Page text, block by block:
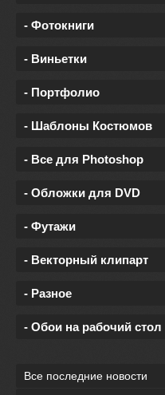
- Фотокниги
- Виньетки
- Портфолио
- Шаблоны Костюмов
- Все для Photoshop
- Обложки для DVD
- Футажи
- Векторный клипарт
- Разное
- Обои на рабочий стол
Все последние новости